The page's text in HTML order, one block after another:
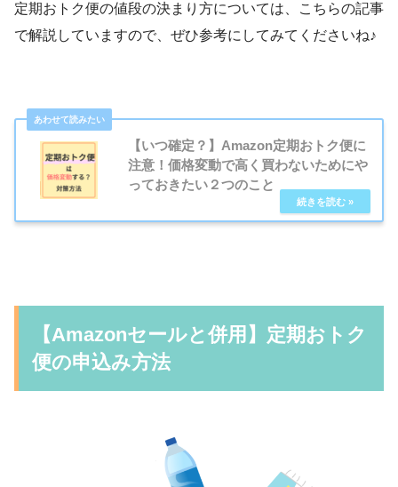
定期おトク便の値段の決まり方については、こちらの記事
で解説していますので、ぜひ参考にしてみてくださいね♪
【いつ確定？】Amazon定期おトク便に
注意！価格変動で高く買わないためにや
っておきたい２つのこと
【Amazonセールと併用】定期おトク
便の申込み方法